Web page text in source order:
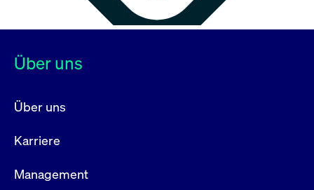
Über uns
Über uns
Karriere
Management